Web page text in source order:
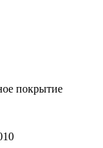
покрытие